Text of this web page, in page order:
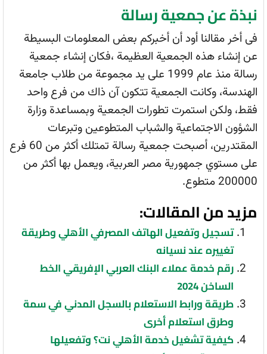
نبذة عن جمعية رسالة
فى أخر مقالنا أود أن أخبركم بعض المعلومات البسيطة
عن إنشاء هذه الجمعية العظيمة ،فكان إنشاء جمعية
رسالة منذ عام 1999 على يد مجموعة من طلاب جامعة
الهندسة، وكانت الجمعية تتكون آن ذاك من فرع واحد
فقط، ولكن استمرت تطورات الجمعية وبمساعدة وزارة
الشؤون الاجتماعية والشباب المتطوعين وتبرعات
المقتدرين، أصبحت جمعية رسالة تمتلك أكثر من 60 فرع
على مستوي جمهورية مصر العربية، ويعمل بها أكثر من
200000 متطوع.
مزيد من المقالات:
تسجيل وتفعيل الهاتف المصرفي الأهلي وطريقة
تغييره عند نسيانه
رقم خدمة عملاء البنك العربي الإفريقي الخط
الساخن 2024
طريقة ورابط الاستعلام بالسجل المدني في سمة
وطرق استعلام أخرى
كيفية تشغيل خدمة الأهلي نت؟ وتفعيلها